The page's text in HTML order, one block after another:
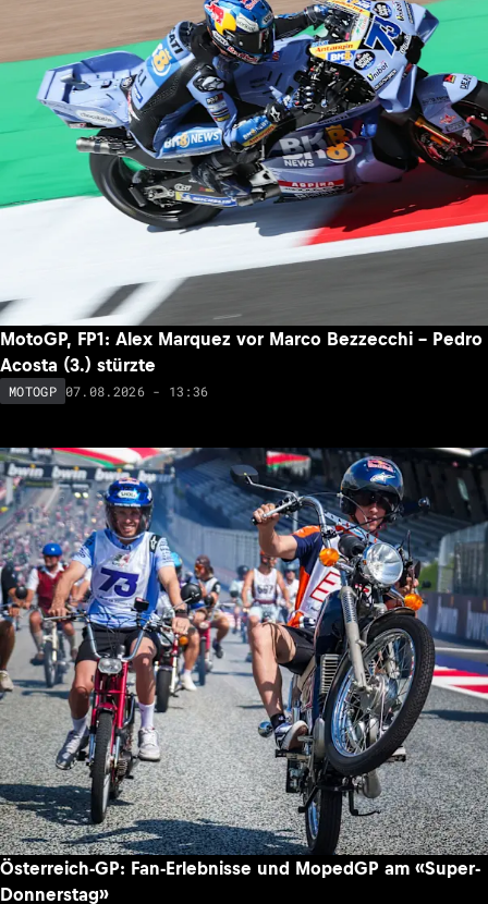
MotoGP, FP1: Alex Marquez vor Marco Bezzecchi – Pedro
Acosta (3.) stürzte
MOTOGP 07.08.2026 - 13:36
Österreich-GP: Fan-Erlebnisse und MopedGP am «Super-
Donnerstag»